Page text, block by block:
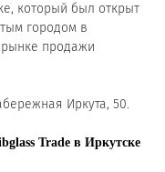
и бытовой техники
который был открыт
городом в
рынке продажи
Иркута, 50.
Trade в Иркутске